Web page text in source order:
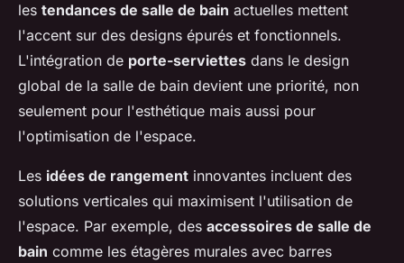
les tendances de salle de bain actuelles mettent
l'accent sur des designs épurés et fonctionnels.
L'intégration de porte-serviettes dans le design
global de la salle de bain devient une priorité, non
seulement pour l'esthétique mais aussi pour
l'optimisation de l'espace.
Les idées de rangement innovantes incluent des
solutions verticales qui maximisent l'utilisation de
l'espace. Par exemple, des accessoires de salle de
bain comme les étagères murales avec barres